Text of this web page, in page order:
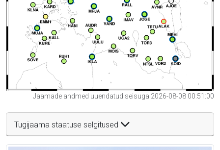
Jaamade andmed uuendatud seisuga 2026-08-08 00:51:00
Tugijaama staatuse selgitused